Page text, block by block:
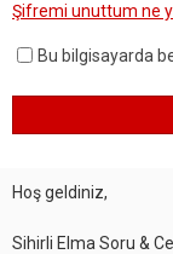
Şifremi unuttum ne
Bu bilgisayarda
Hoş geldiniz,
Sihirli Elma Soru &